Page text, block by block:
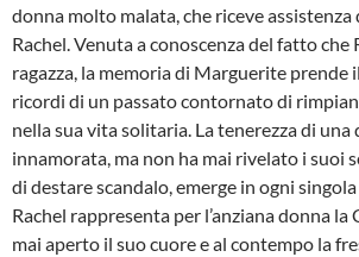
donna molto malata, che riceve assistenza
Rachel. Venuta a conoscenza del fatto che
ragazza, la memoria di Marguerite prende
ricordi di un passato contornato di
nella sua vita solitaria. La tenerezza di una
innamorata, ma non ha mai rivelato i suoi
di destare scandalo, emerge in ogni
Rachel rappresenta per l’anziana donna la
mai aperto il suo cuore e al contempo la